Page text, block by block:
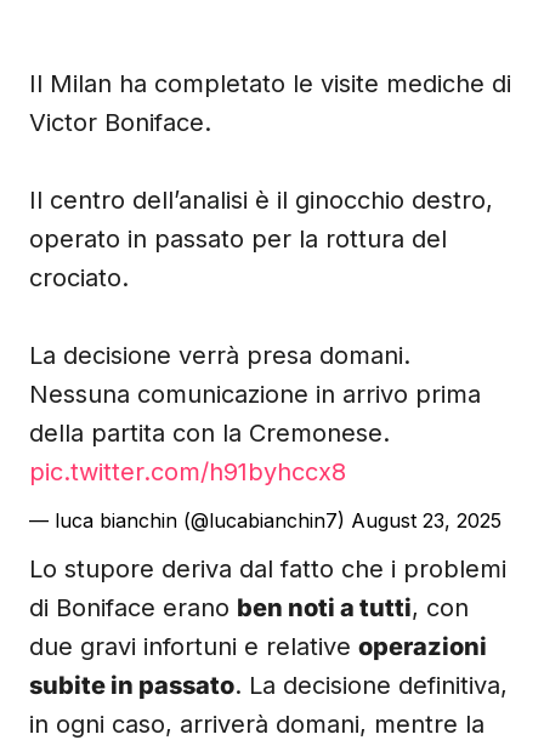
Il Milan ha completato le visite mediche di
Victor Boniface.
Il centro dell’analisi è il ginocchio destro,
operato in passato per la rottura del
crociato.
La decisione verrà presa domani.
Nessuna comunicazione in arrivo prima
della partita con la Cremonese.
pic.twitter.com/h91byhccx8
— luca bianchin (@lucabianchin7) August 23, 2025
Lo stupore deriva dal fatto che i problemi
di Boniface erano ben noti a tutti, con
due gravi infortuni e relative operazioni
subite in passato. La decisione definitiva,
in ogni caso, arriverà domani, mentre la